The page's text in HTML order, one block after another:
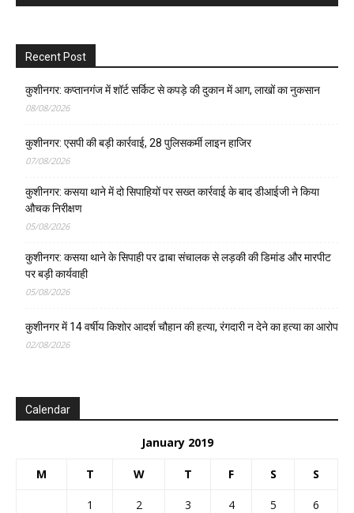
Recent Post
कुशीनगर: कप्तानगंज में शॉर्ट सर्किट से कपड़े की दुकान में आग, लाखों का नुकसान
08/08/2026
कुशीनगर: एसपी की बड़ी कार्रवाई, 28 पुलिसकर्मी लाइन हाजिर
07/08/2026
कुशीनगर: कसया थाने में दो सिपाहियों पर सख्त कार्रवाई के बाद डीआईजी ने किया
औचक निरीक्षण
05/08/2026
कुशीनगर: कसया थाने के सिपाही पर ढाबा संचालक से लड़की की डिमांड और मारपीट
पर बड़ी कार्यवाही
05/08/2026
कुशीनगर में 14 वर्षीय किशोर आदर्श चौहान की हत्या, रंगदारी न देने का हत्या का आरोप
02/08/2026
Calendar
January 2019
M T W T F S S
1 2 3 4 5
6